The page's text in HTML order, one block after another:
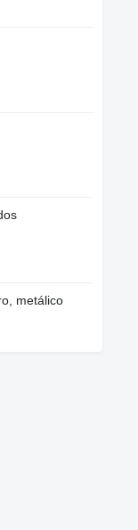
metálico